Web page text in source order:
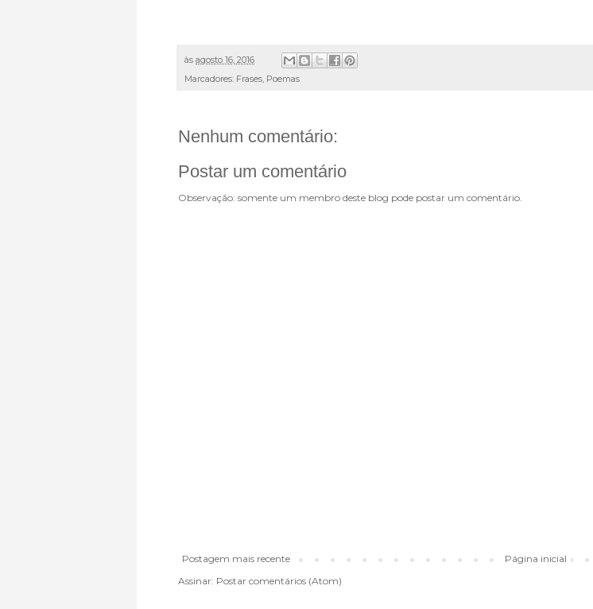
às agosto 16, 2016
Marcadores: Frases, Poemas
Nenhum comentário:
Postar um comentário
Observação: somente um membro deste blog pode postar um comentário.
Postagem mais recente
Página inicial
Assinar: Postar comentários (Atom)